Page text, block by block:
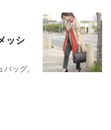
ッシ
バッグ,